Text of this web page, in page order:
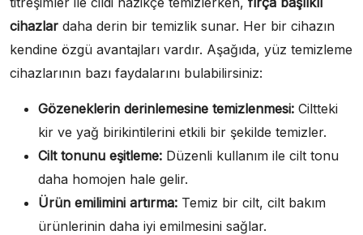
cihazlar daha derin bir temizlik sunar. Her bir cihazın
kendine özgü avantajları vardır. Aşağıda, yüz temizleme
cihazlarının bazı faydalarını bulabilirsiniz:
Gözeneklerin derinlemesine temizlenmesi: Ciltteki
kir ve yağ birikintilerini etkili bir şekilde temizler.
Cilt tonunu eşitleme: Düzenli kullanım ile cilt tonu
daha homojen hale gelir.
Ürün emilimini artırma: Temiz bir cilt, cilt bakım
ürünlerinin daha iyi emilmesini sağlar.